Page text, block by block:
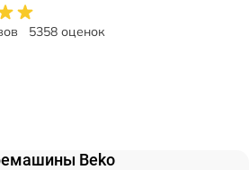
5358 оценок
Beko